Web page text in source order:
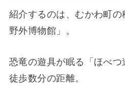
紹介するのは、むかわ町の
野外博物館」。
恐竜の遊具が眠る「ほべつ
徒歩数分の距離。